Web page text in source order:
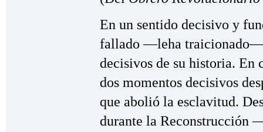
En un sentido decisivo y
fallado —leha traicionado—
decisivos de su historia. En
dos momentos decisivos
que abolió la esclavitud.
durante la Reconstrucción